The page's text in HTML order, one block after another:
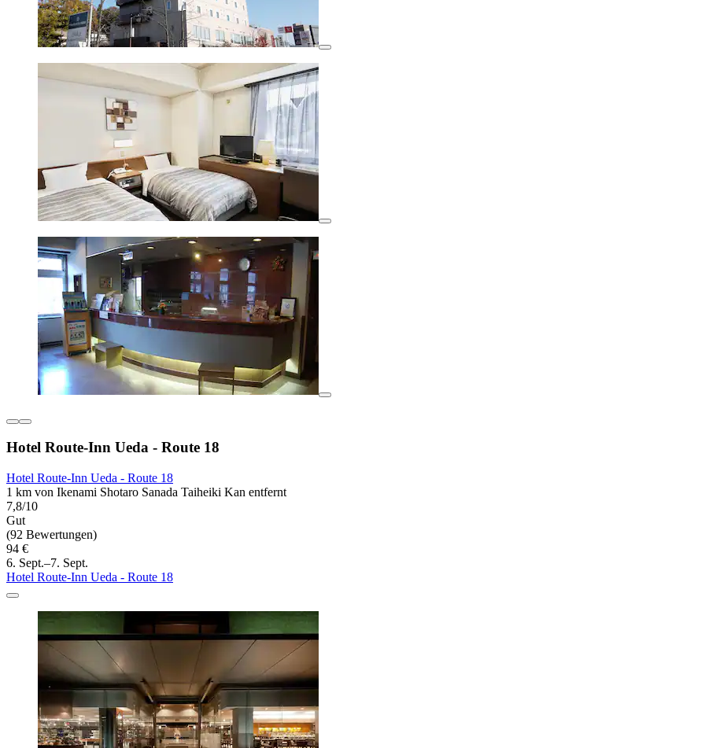
Hotel Route-Inn Ueda - Route 18
Hotel Route-Inn Ueda - Route 18
1 km von Ikenami Shotaro Sanada Taiheiki Kan entfernt
7,8/10
Gut
(92 Bewertungen)
94 €
6. Sept.–7. Sept.
Hotel Route-Inn Ueda - Route 18